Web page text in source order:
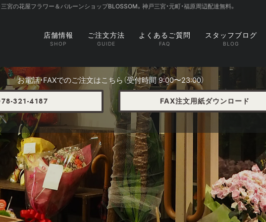
三宮の花屋フラワー＆バルーンショップBLOSSOM。神戸三宮・元町・福原周辺配達無料。
店舗情報 ご注文方法 よくあるご質問 スタッフブログ
お電話・FAXでのご注文はこちら（受付時間 9:00〜23:00）
321-4187 FAX注文用紙ダウンロード